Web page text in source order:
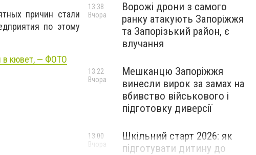
причин стали
по этому
в кювет, — ФОТО
Ворожі дрони з самого
ранку атакують Запоріжжя
та Запорізький район, є
влучання
13:38
Вчора
Мешканцю Запоріжжя
винесли вирок за замах на
вбивство військового і
підготовку диверсії
13:22
Вчора
Шкільний старт 2026: як
підготувати дитину до
13:00
Вчора